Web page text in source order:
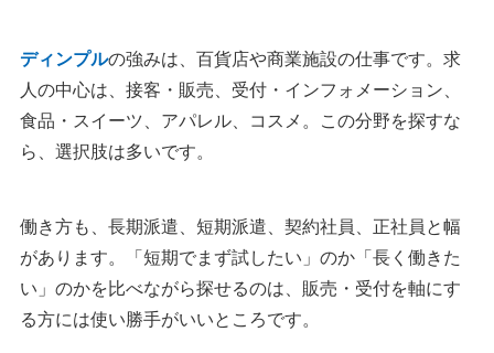
給料の締日と振込日はいつですか？
研修は有料？交通費は出ますか？
ディンプルの賞与はいくらですか？
株式会社ディンプルの正社員口コミは、派遣登録者の評判
ディンプルは販売・受付軸なら候補、広く探すなら併用がお
すすめです
ACR
アソウ・ヒューマニーセンター
ディンプルの強みは、百貨店や商業施設の仕事です。求
人の中心は、接客・販売、受付・インフォメーション、
食品・スイーツ、アパレル、コスメ。この分野を探すな
ら、選択肢は多いです。
働き方も、長期派遣、短期派遣、契約社員、正社員と幅
があります。「短期でまず試したい」のか「長く働きた
い」のかを比べながら探せるのは、販売・受付を軸にす
る方には使い勝手がいいところです。